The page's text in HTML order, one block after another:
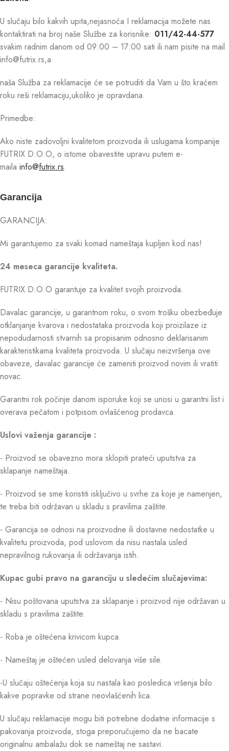
U slučaju bilo kakvih upita,nejasnoća I reklamacija možete nas
kontaktirati na broj naše Službe za korisnike: 011/42-44-577
svakim radnim danom od 09:00 – 17:00 sati ili nam pisite na mail
info@futrix.rs,a
naša Služba za reklamacije će se potruditi da Vam u što kraćem
roku reši reklamaciju,ukoliko je opravdana.
Primedbe:
Ako niste zadovoljni kvalitetom proizvoda ili uslugama kompanije
FUTRIX D.O.O, o istome obavestite upravu putem e-
maila info@futrix.rs.
Garancija
GARANCIJA:
Mi garantujemo za svaki komad nameštaja kupljen kod nas!
24 meseca garancije kvaliteta.
FUTRIX D.O.O garantuje za kvalitet svojih proizvoda.
Davalac garancije, u garantnom roku, o svom trošku obezbeđuje
otklanjanje kvarova i nedostataka proizvoda koji proizilaze iz
nepodudarnosti stvarnih sa propisanim odnosno deklarisanim
karakteristikama kvaliteta proizvoda. U slučaju neizvršenja ove
obaveze, davalac garancije će zameniti proizvod novim ili vratiti
novac.
Garantni rok počinje danom isporuke koji se unosi u garantni list i
overava pečatom i potpisom ovlašćenog prodavca.
Uslovi važenja garancije :
- Proizvod se obavezno mora sklopiti prateći uputstva za
sklapanje nameštaja.
- Proizvod se sme koristiti isključivo u svrhe za koje je namenjen,
te treba biti održavan u skladu s pravilima zaštite.
- Garancija se odnosi na proizvodne ili dostavne nedostatke u
kvalitetu proizvoda, pod uslovom da nisu nastala usled
nepravilnog rukovanja ili održavanja istih.
Kupac gubi pravo na garanciju u sledećim slučajevima:
- Nisu poštovana uputstva za sklapanje i proizvod nije održavan u
skladu s pravilima zaštite.
- Roba je oštećena krivicom kupca.
- Nameštaj je oštećen usled delovanja više sile.
-U slučaju oštećenja koja su nastala kao posledica vršenja bilo
kakve popravke od strane neovlašćenih lica.
U slučaju reklamacije mogu biti potrebne dodatne informacije s
pakovanja proizvoda, stoga preporučujemo da ne bacate
originalnu ambalažu dok se nameštaj ne sastavi.